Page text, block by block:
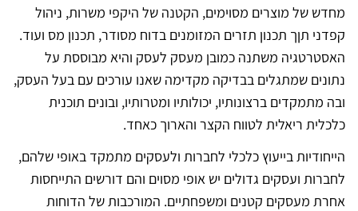
מחדש של מוצרים מסוימים, הקטנה של היקפי משרות, ניהול
קפדני תןך תכנון תזרים המזומנים בדוח מסודר, תכנון מס ועוד.
האסטרטגיה משתנה כמובן מעסק לעסק והיא מבוססת על
נתונים שמתגלים בבדיקה מקדימה שאנו עורכים עם בעל העסק,
ובה מתמקדים ברצונותיו, יכולותיו ומטרותיו, ובונים תוכנית
כלכלית ריאלית לטווח הקצר והארוך כאחד.
הייחודיות בייעוץ כלכלי לחברות ולעסקים מתמקד באופי שלהם,
לחברות ועסקים גדולים יש אופי מסוים והם דורשים התייחסות
אחרת מעסקים קטנים ומשפחתיים. המורכבות של הדוחות